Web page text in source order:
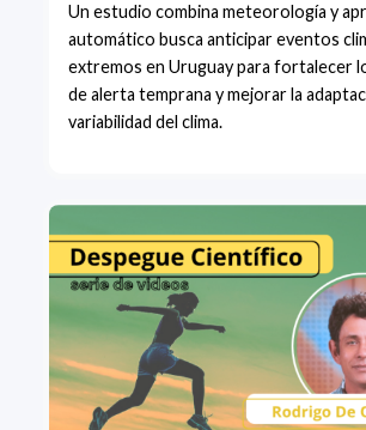
Un estudio combina meteorología y
automático busca anticipar eventos
extremos en Uruguay para fortalecer
de alerta temprana y mejorar la
variabilidad del clima.